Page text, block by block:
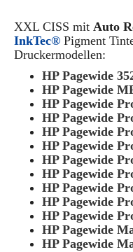
XXL CISS mit Auto
InkTec® Pigment
Druckermodellen:
HP Pagewide
HP Pagewide
HP Pagewide
HP Pagewide
HP Pagewide
HP Pagewide
HP Pagewide
HP Pagewide
HP Pagewide
HP Pagewide
HP Pagewide
HP Pagewide
HP Pagewide